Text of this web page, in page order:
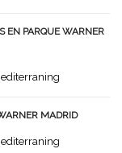
EN PARQUE WARNER
MADRID